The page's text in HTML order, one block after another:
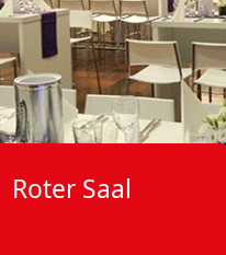
Roter Saal